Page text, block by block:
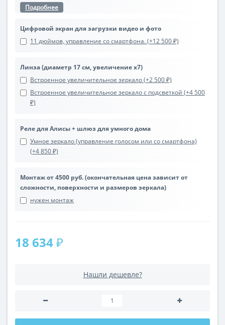
Подробнее
Цифровой экран для загрузки видео и фото
11 дюймов, управление со смартфона. (+12 500 ₽)
Линза (диаметр 17 см, увеличение х7)
Встроенное увеличительное зеркало (+2 500 ₽)
Встроенное увеличительное зеркало с подсветкой (+4 500
₽)
Реле для Алисы + шлюз для умного дома
Умное зеркало (управление голосом или со смартфона)
(+4 850 ₽)
Монтаж от 4500 руб. (окончательная цена зависит от
сложности, поверхности и размеров зеркала)
нужен монтаж
18 634 ₽
Нашли дешевле?